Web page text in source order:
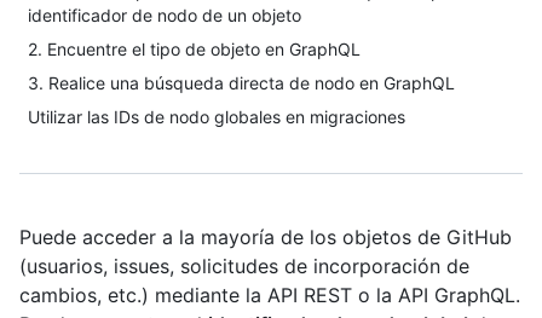
identificador de nodo de un objeto
2. Encuentre el tipo de objeto en GraphQL
3. Realice una búsqueda directa de nodo en GraphQL
Utilizar las IDs de nodo globales en migraciones
Puede acceder a la mayoría de los objetos de GitHub
(usuarios, issues, solicitudes de incorporación de
cambios, etc.) mediante la API REST o la API GraphQL.